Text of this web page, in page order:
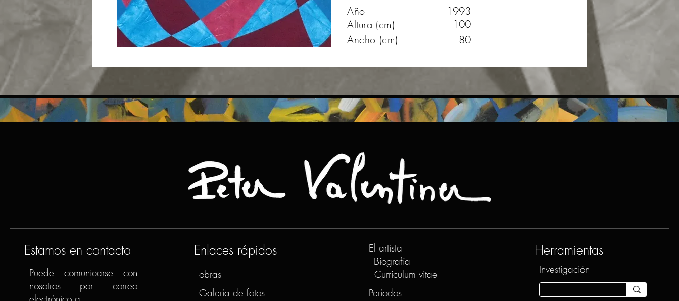
Año
1993
Altura (cm)
100
Ancho (cm)
80
Estamos en contacto
Puede comunicarse con
nosotros por correo
Enlaces rápidos
obras
Galería de fotos
El artista
Biografía
Currículum vitae
Períodos
Herramientas
Investigación